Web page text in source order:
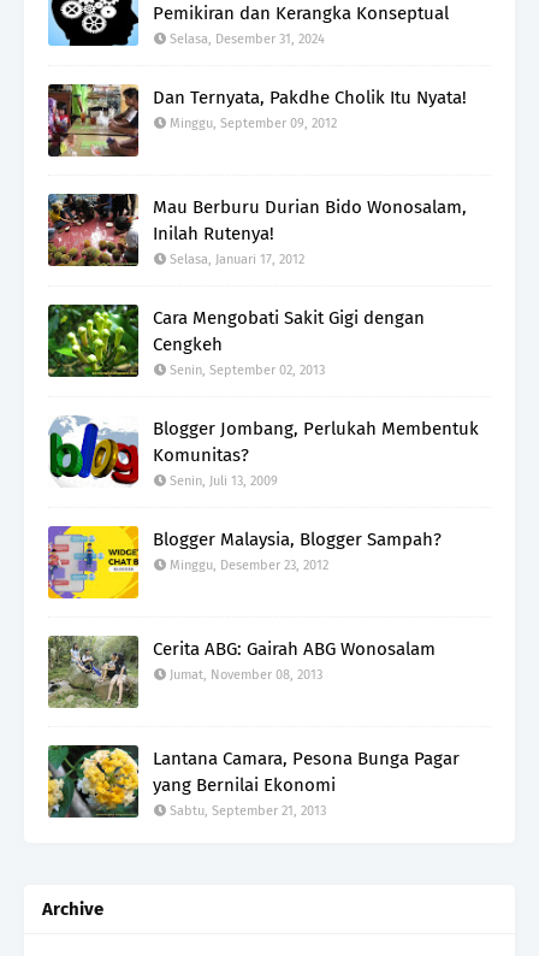
Pemikiran dan Kerangka Konseptual
Selasa, Desember 31, 2024
Dan Ternyata, Pakdhe Cholik Itu Nyata!
Minggu, September 09, 2012
Mau Berburu Durian Bido Wonosalam,
Inilah Rutenya!
Selasa, Januari 17, 2012
Cara Mengobati Sakit Gigi dengan
Cengkeh
Senin, September 02, 2013
Blogger Jombang, Perlukah Membentuk
Komunitas?
Senin, Juli 13, 2009
Blogger Malaysia, Blogger Sampah?
Minggu, Desember 23, 2012
Cerita ABG: Gairah ABG Wonosalam
Jumat, November 08, 2013
Lantana Camara, Pesona Bunga Pagar
yang Bernilai Ekonomi
Sabtu, September 21, 2013
Archive